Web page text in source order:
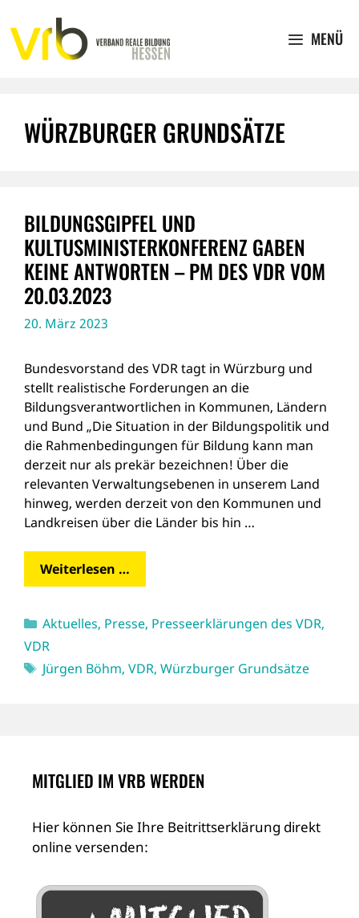
Inhalt
springen
MENÜ
WÜRZBURGER GRUNDSÄTZE
BILDUNGSGIPFEL UND
KULTUSMINISTERKONFERENZ GABEN
KEINE ANTWORTEN – PM DES VDR VOM
20.03.2023
20. März 2023
Bundesvorstand des VDR tagt in Würzburg und
stellt realistische Forderungen an die
Bildungsverantwortlichen in Kommunen, Ländern
und Bund „Die Situation in der Bildungspolitik und
die Rahmenbedingungen für Bildung kann man
derzeit nur als prekär bezeichnen! Über die
relevanten Verwaltungsebenen in unserem Land
hinweg, werden derzeit von den Kommunen und
Landkreisen über die Länder bis hin …
Weiterlesen …
Kategorien
Aktuelles, Presse, Presseerklärungen des VDR,
VDR
Schlagwörter
Jürgen Böhm, VDR, Würzburger Grundsätze
MITGLIED IM VRB WERDEN
Hier können Sie Ihre Beitrittserklärung direkt
online versenden: